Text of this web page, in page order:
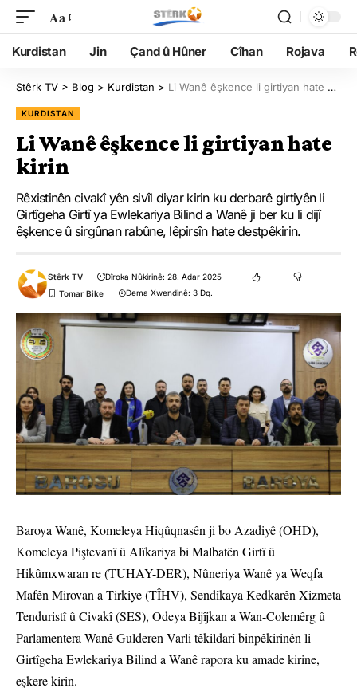
Aa
Kurdistan Jin Çand û Hûner Cîhan Rojava
Stêrk TV > Blog > Kurdistan > Li Wanê êşkence li girtiyan hate kirin
KURDISTAN
Li Wanê êşkence li girtiyan hate
kirin
Rêxistinên civakî yên sivîl diyar kirin ku derbarê girtiyên li
Girtîgeha Girtî ya Ewlekariya Bilind a Wanê ji ber ku li dijî
êşkence û sirgûnan rabûne, lêpirsîn hate destpêkirin.
Stêrk TV
Dîroka Nûkirinê: 28. Adar 2025
Dema Xwendinê: 3 Dq.
Baroya Wanê, Komeleya Hiqûqnasên ji bo Azadiyê (OHD),
Komeleya Piştevanî û Alîkariya bi Malbatên Girtî û
Hikûmxwaran re (TUHAY-DER), Nûneriya Wanê ya Weqfa
Mafên Mirovan a Tirkiye (TÎHV), Sendîkaya Kedkarên Xizmeta
Tenduristî û Civakî (SES), Odeya Bijîjkan a Wan-Colemêrg û
Parlamentera Wanê Gulderen Varli têkildarî binpêkirinên li
Girtîgeha Ewlekariya Bilind a Wanê rapora ku amade kirine,
eşkere kirin.